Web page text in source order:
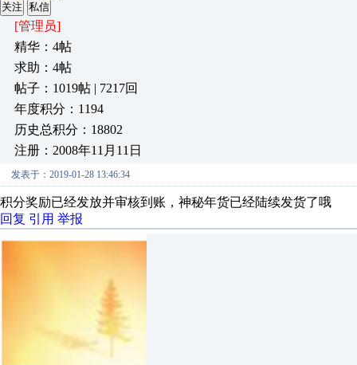
关注 私信
[管理员]
精华：4帖
求助：4帖
帖子：1019帖 | 7217回
年度积分：1194
历史总积分：18802
注册：2008年11月11日
发表于：2019-01-28 13:46:34
积分奖励已经发放并审核到账，神秘年货已经陆续发货了哦
回复 引用 举报